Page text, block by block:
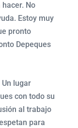
No
Estoy muy
pronto
Depeques
Un lugar
con todo su
al trabajo
para